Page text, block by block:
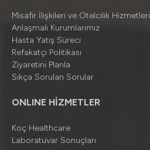
Misafir İlişkileri ve Otelcilik Hizmetleri
Anlaşmalı Kurumlarımız
Hasta Yatış Süreci
Refakatçi Politikası
Ziyaretini Planla
Sıkça Sorulan Sorular
ONLINE HİZMETLER
Koç Healthcare
Laboratuvar Sonuçları